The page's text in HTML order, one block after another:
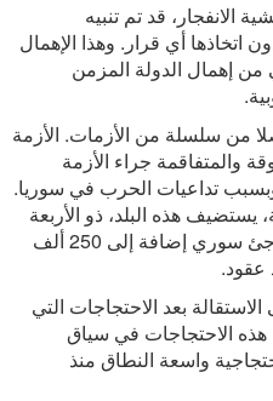
قد تم تنبيه
اتخاذها أي قرار. وهذا الإهمال
من إهمال الدولة المزمن
من سلسلة من الأزمات. الأزمة
والمتفاقمة جراء الأزمة
وبسبب تداعيات الحرب في سوريا.
يستضيف هذه البلد، ذو الأربعة
ملايين نسمة، حوالي 1.2 مليون لاجئ سوري إضافة إلى 250 ألف
عقود.
بعد الاحتجاجات التي
هذه الاحتجاجات في سياق
واسعة النطاق منذ